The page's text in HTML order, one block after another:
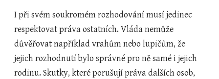
I při svém soukromém rozhodování musí jedinec
respektovat práva ostatních. Vláda nemůže
důvěřovat například vrahům nebo lupičům, že
jejich rozhodnutí bylo správné pro ně samé i jejich
rodinu. Skutky, které porušují práva dalších osob,